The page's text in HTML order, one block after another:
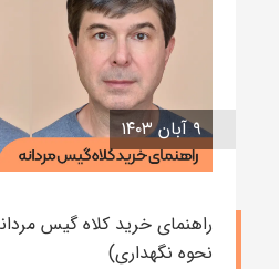
۹ آبان ۱۴۰۳
راهنمای خرید کلاه گیس
نحوه نگهداری)